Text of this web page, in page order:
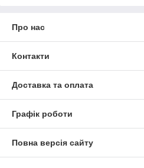
Про нас
Контакти
Доставка та оплата
Графік роботи
Повна версія сайту